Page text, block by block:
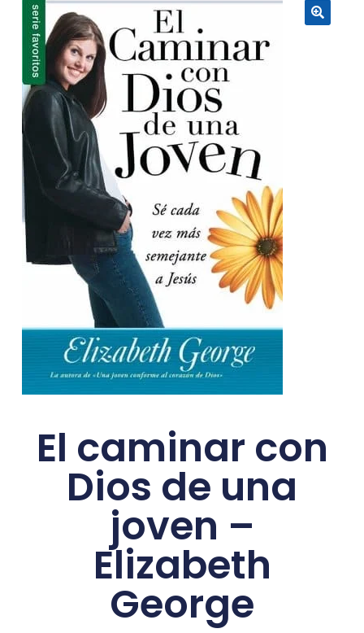
El caminar con
Dios de una
joven –
Elizabeth
George